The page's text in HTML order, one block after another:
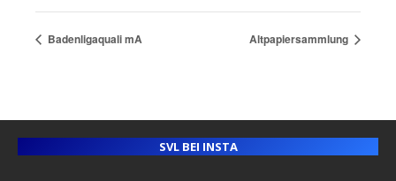
Badenligaquali mA Altpapiersammlung
SVL BEI INSTA